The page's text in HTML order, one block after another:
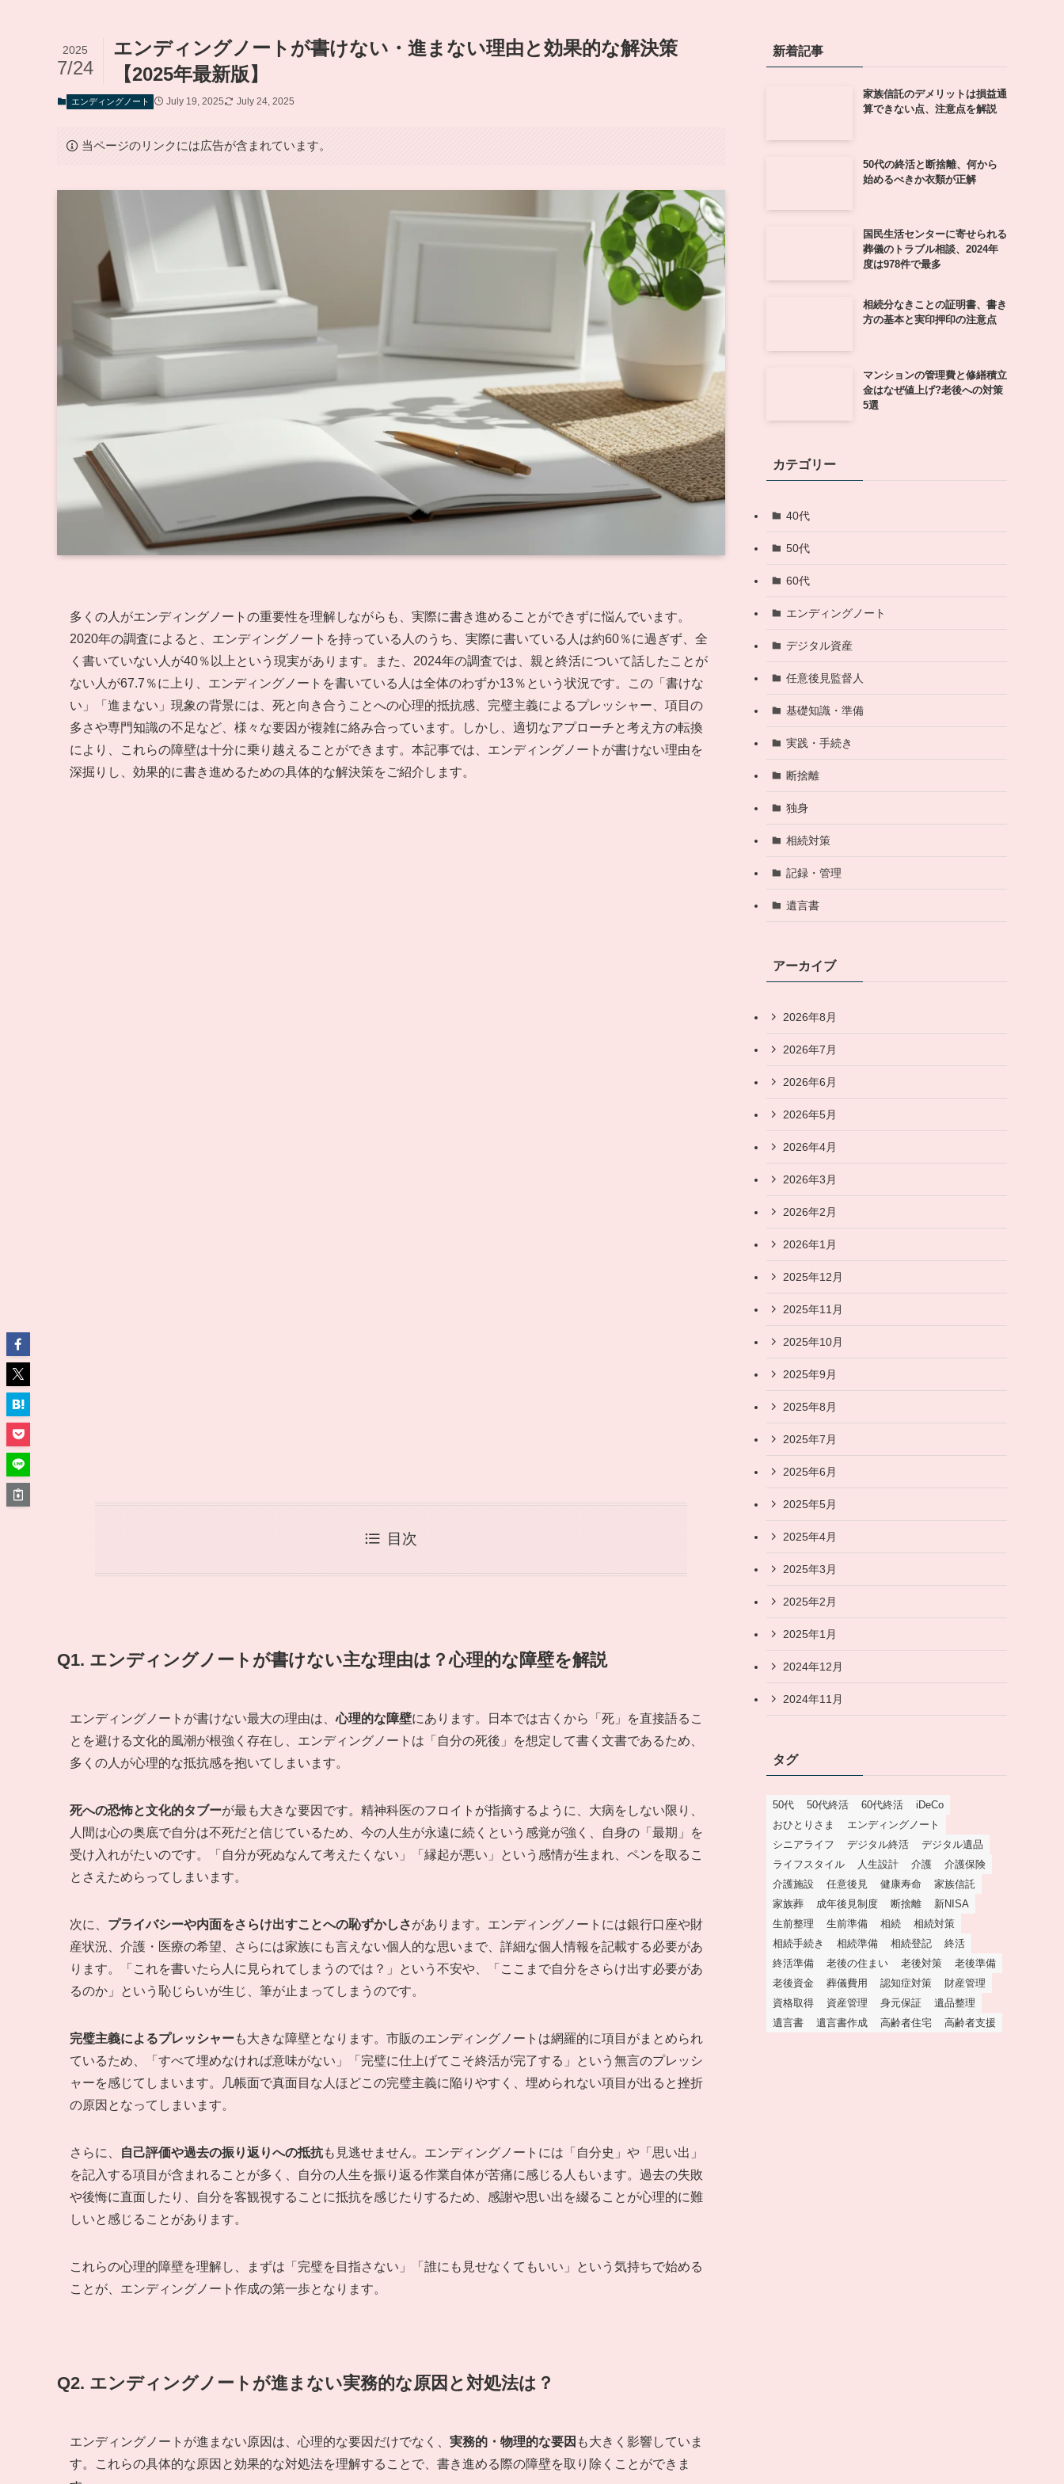
エンディングノートが書けない・進まない理由と効果的な解決策
【2025年最新版】
2025
7/24
エンディングノート July 19, 2025 July 24, 2025
当ページのリンクには広告が含まれています。
多くの人がエンディングノートの重要性を理解しながらも、実際に書き進めることができずに悩んでいます。
2020年の調査によると、エンディングノートを持っている人のうち、実際に書いている人は約60％に過ぎず、全
く書いていない人が40％以上という現実があります。また、2024年の調査では、親と終活について話したことが
ない人が67.7％に上り、エンディングノートを書いている人は全体のわずか13％という状況です。この「書けな
い」「進まない」現象の背景には、死と向き合うことへの心理的抵抗感、完璧主義によるプレッシャー、項目の
多さや専門知識の不足など、様々な要因が複雑に絡み合っています。しかし、適切なアプローチと考え方の転換
により、これらの障壁は十分に乗り越えることができます。本記事では、エンディングノートが書けない理由を
深掘りし、効果的に書き進めるための具体的な解決策をご紹介します。
目次
Q1. エンディングノートが書けない主な理由は？心理的な障壁を解説
エンディングノートが書けない最大の理由は、心理的な障壁にあります。日本では古くから「死」を直接語るこ
とを避ける文化的風潮が根強く存在し、エンディングノートは「自分の死後」を想定して書く文書であるため、
多くの人が心理的な抵抗感を抱いてしまいます。
死への恐怖と文化的タブーが最も大きな要因です。精神科医のフロイトが指摘するように、大病をしない限り、
人間は心の奥底で自分は不死だと信じているため、今の人生が永遠に続くという感覚が強く、自身の「最期」を
受け入れがたいのです。「自分が死ぬなんて考えたくない」「縁起が悪い」という感情が生まれ、ペンを取るこ
とさえためらってしまいます。
次に、 プライバシーや内面をさらけ出すことへの恥ずかしさがあります。エンディングノートには銀行口座や財
産状況、介護・医療の希望、さらには家族にも言えない個人的な思いまで、詳細な個人情報を記載する必要があ
ります。「これを書いたら人に見られてしまうのでは？」という不安や、「ここまで自分をさらけ出す必要があ
るのか」という恥じらいが生じ、筆が止まってしまうのです。
完璧主義によるプレッシャーも大きな障壁となります。市販のエンディングノートは網羅的に項目がまとめられ
ているため、「すべて埋めなければ意味がない」「完璧に仕上げてこそ終活が完了する」という無言のプレッシ
ャーを感じてしまいます。几帳面で真面目な人ほどこの完璧主義に陥りやすく、埋められない項目が出ると挫折
の原因となってしまいます。
さらに、 自己評価や過去の振り返りへの抵抗も見逃せません。エンディングノートには「自分史」や「思い出」
を記入する項目が含まれることが多く、自分の人生を振り返る作業自体が苦痛に感じる人もいます。過去の失敗
や後悔に直面したり、自分を客観視することに抵抗を感じたりするため、感謝や思い出を綴ることが心理的に難
しいと感じることがあります。
これらの心理的障壁を理解し、まずは「完璧を目指さない」「誰にも見せなくてもいい」という気持ちで始める
ことが、エンディングノート作成の第一歩となります。
Q2. エンディングノートが進まない実務的な原因と対処法は？
エンディングノートが進まない原因は、心理的な要因だけでなく、 実務的・物理的な要因 も大きく影響していま
す。これらの具体的な原因と効果的な対処法を理解することで、書き進める際の障壁を取り除くことができま
新着記事
家族信託のデメリットは損益通
算できない点、注意点を解説
50代の終活と断捨離、何から
始めるべきか衣類が正解
国民生活センターに寄せられる
葬儀のトラブル相談、2024年
度は978件で最多
相続分なきことの証明書、書き
方の基本と実印押印の注意点
マンションの管理費と修繕積立
金はなぜ値上げ?老後への対策
5選
カテゴリー
40代
50代
60代
エンディングノート
デジタル資産
任意後見監督人
基礎知識・準備
実践・手続き
断捨離
独身
相続対策
記録・管理
遺言書
アーカイブ
2026年8月
2026年7月
2026年6月
2026年5月
2026年4月
2026年3月
2026年2月
2026年1月
2025年12月
2025年11月
2025年10月
2025年9月
2025年8月
2025年7月
2025年6月
2025年5月
2025年4月
2025年3月
2025年2月
2025年1月
2024年12月
2024年11月
タグ
50代 50代終活 60代終活
iDeCo
おひとりさま
エンディングノート
シニアライフ
デジタル終活
デジタル遺品
ライフスタイル
人生設計 介護
介護保険
介護施設
任意後見 健康寿命
家族信託
家族葬
成年後見制度 断捨離
新NISA
生前整理
生前準備 相続
相続対策
相続手続き
相続準備 相続登記
終活
終活準備
老後の住まい 老後対策
老後準備
老後資金
葬儀費用 認知症対策
財産管理
資格取得
資産管理 身元保証
遺品整理
遺言書
遺言書作成 高齢者住宅 高齢者支援